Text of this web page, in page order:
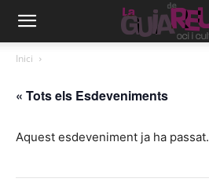
Inici
« Tots els Esdeveniments
Aquest esdeveniment ja ha passat.